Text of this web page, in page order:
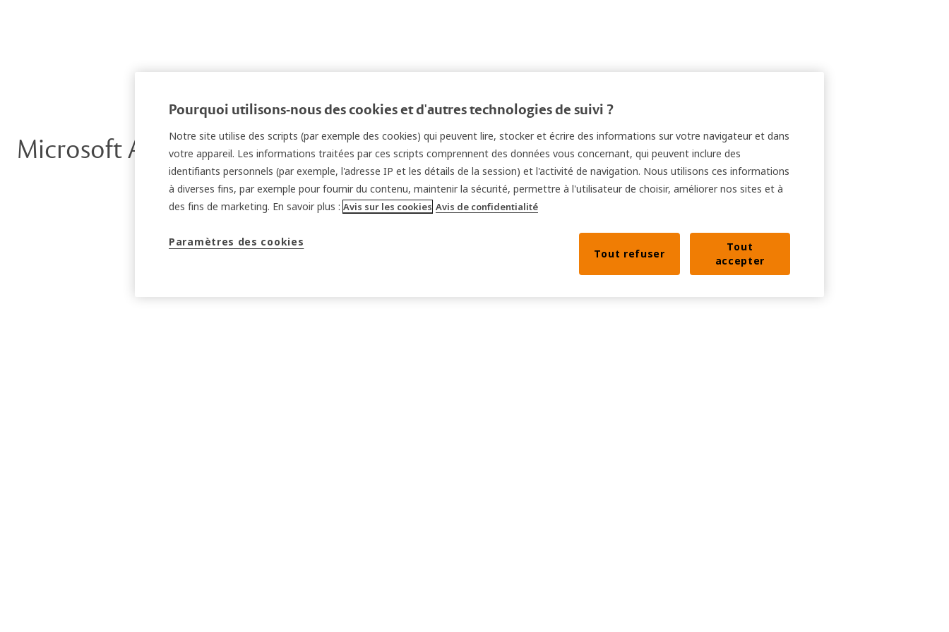
Microsoft Active Directory
Pourquoi utilisons-nous des cookies et d'autres technologies de suivi ?
Notre site utilise des scripts (par exemple des cookies) qui peuvent lire, stocker et écrire des informations sur votre navigateur et dans
votre appareil. Les informations traitées par ces scripts comprennent des données vous concernant, qui peuvent inclure des
identifiants personnels (par exemple, l'adresse IP et les détails de la session) et l'activité de navigation. Nous utilisons ces informations
à diverses fins, par exemple pour fournir du contenu, maintenir la sécurité, permettre à l'utilisateur de choisir, améliorer nos sites et à
des fins de marketing. En savoir plus : Avis sur les cookies Avis de confidentialité
Paramètres des cookies
Tout refuser
Tout
accepter